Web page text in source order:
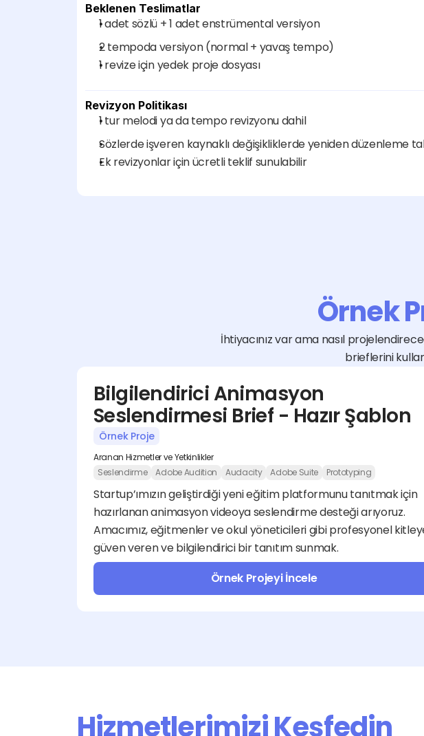
Beklenen Teslimatlar
1 adet sözlü + 1 adet enstrümental versiyon
2 tempoda versiyon (normal + yavaş tempo)
1 revize için yedek proje dosyası
Revizyon Politikası
1 tur melodi ya da tempo revizyonu dahil
Sözlerde işveren kaynaklı değişikliklerde yeniden düzenleme
Ek revizyonlar için ücretli teklif sunulabilir
Örnek
İhtiyacınız var ama nasıl
brieflerini
Bilgilendirici Animasyon
Seslendirmesi Brief - Hazır Şablon
Örnek Proje
Aranan Hizmetler ve Yetkinlikler
Seslendirme
Adobe Audition Audacity Adobe Suite Prototyping
Startup’ımızın geliştirdiği yeni eğitim platformunu tanıtmak için
hazırlanan animasyon videoya seslendirme desteği arıyoruz.
Amacımız, eğitmenler ve okul yöneticileri gibi profesyonel
güven veren ve bilgilendirici bir tanıtım sunmak.
Örnek Projeyi İncele
Hizmetlerimizi Keşfedin